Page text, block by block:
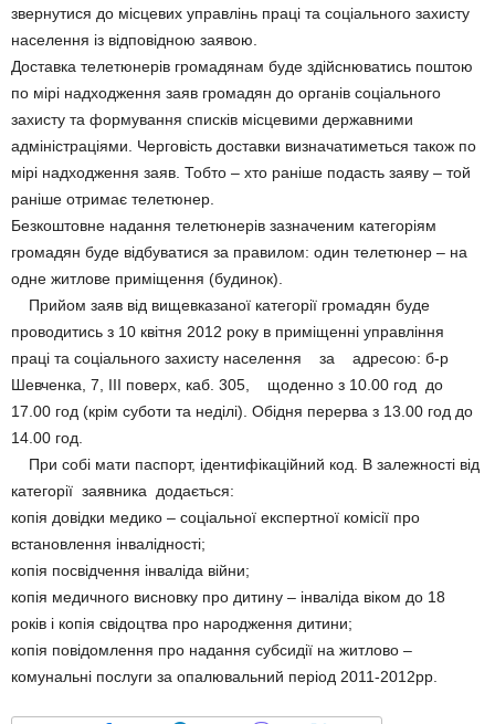
звернутися до місцевих управлінь праці та соціального захисту
населення із відповідною заявою.
Доставка телетюнерів громадянам буде здійснюватись поштою
по мірі надходження заяв громадян до органів соціального
захисту та формування списків місцевими державними
адміністраціями. Черговість доставки визначатиметься також по
мірі надходження заяв. Тобто – хто раніше подасть заяву – той
раніше отримає телетюнер.
Безкоштовне надання телетюнерів зазначеним категоріям
громадян буде відбуватися за правилом: один телетюнер – на
одне житлове приміщення (будинок).
Прийом заяв від вищевказаної категорії громадян буде
проводитись з 10 квітня 2012 року в приміщенні управління
праці та соціального захисту населення за адресою: б-р
Шевченка, 7, ІІІ поверх, каб. 305, щоденно з 10.00 год до
17.00 год (крім суботи та неділі). Обідня перерва з 13.00 год до
14.00 год.
При собі мати паспорт, ідентифікаційний код. В залежності від
категорії заявника додається:
копія довідки медико – соціальної експертної комісії про
встановлення інвалідності;
копія посвідчення інваліда війни;
копія медичного висновку про дитину – інваліда віком до 18
років і копія свідоцтва про народження дитини;
копія повідомлення про надання субсидії на житлово –
комунальні послуги за опалювальний період 2011-2012рр.